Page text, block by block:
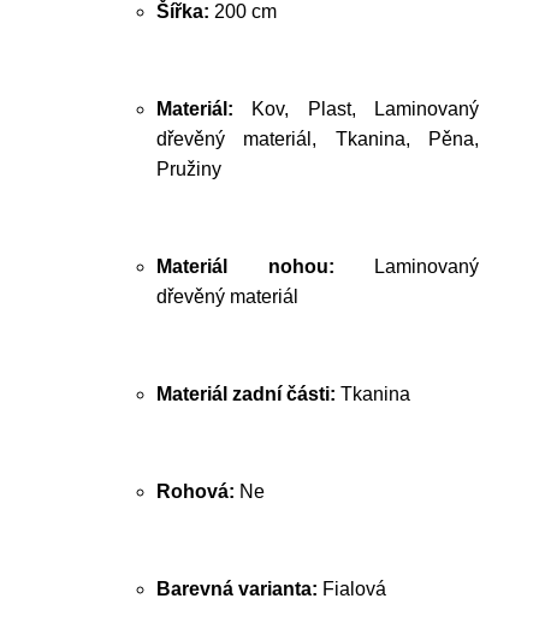
Šířka: 200 cm
Materiál: Kov, Plast, Laminovaný
dřevěný materiál, Tkanina, Pěna,
Pružiny
Materiál nohou: Laminovaný
dřevěný materiál
Materiál zadní části: Tkanina
Rohová: Ne
Barevná varianta: Fialová